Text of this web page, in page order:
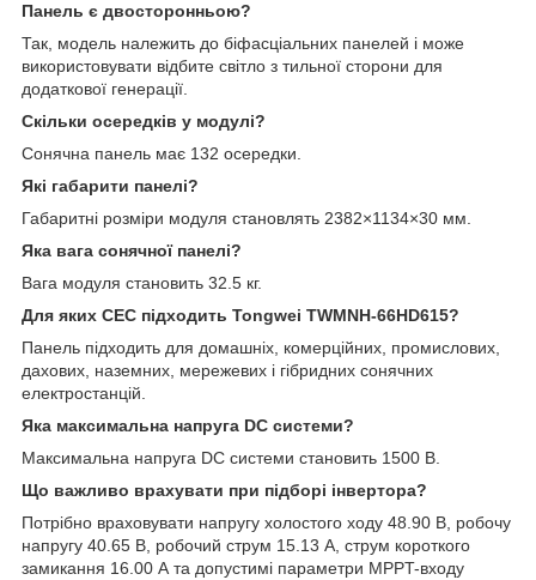
Панель є двосторонньою?
Так, модель належить до біфасціальних панелей і може
використовувати відбите світло з тильної сторони для
додаткової генерації.
Скільки осередків у модулі?
Сонячна панель має 132 осередки.
Які габарити панелі?
Габаритні розміри модуля становлять 2382×1134×30 мм.
Яка вага сонячної панелі?
Вага модуля становить 32.5 кг.
Для яких СЕС підходить Tongwei TWMNH-66HD615?
Панель підходить для домашніх, комерційних, промислових,
дахових, наземних, мережевих і гібридних сонячних
електростанцій.
Яка максимальна напруга DC системи?
Максимальна напруга DC системи становить 1500 В.
Що важливо врахувати при підборі інвертора?
Потрібно враховувати напругу холостого ходу 48.90 В, робочу
напругу 40.65 В, робочий струм 15.13 А, струм короткого
замикання 16.00 А та допустимі параметри MPPT-входу